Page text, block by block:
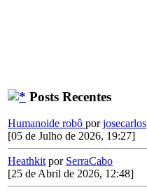
Posts Recentes
Humanoide robô porjosecarlos
[05 de Julho de 2026, 19:27]
Heathkit por SerraCabo
[25 de Abril de 2026, 12:48]